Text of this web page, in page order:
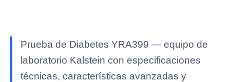
Prueba de Diabetes YRA399 — equipo de
laboratorio Kalstein con especificaciones
técnicas, características avanzadas y